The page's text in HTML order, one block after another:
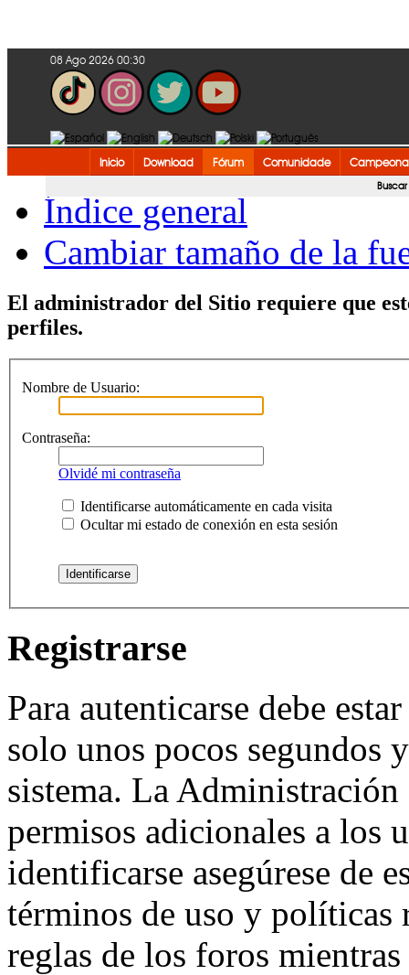
08 Ago 2026 00:30
Inicio Download Fórum Comunidade
Buscar
Índice general
Cambiar tamaño de la
El administrador del Sitio requiere que
perfiles.
Nombre de Usuario:
Contraseña:
Olvidé mi contraseña
Identificarse automáticamente en cada visita
Ocultar mi estado de conexión en esta sesión
Registrarse
Para autenticarse debe
solo unos pocos segundos
sistema. La
permisos adicionales a los
identificarse asegúrese de
términos de uso y políticas
reglas de los foros